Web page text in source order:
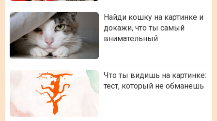
Найди кошку на картинке и
докажи, что ты самый
внимательный
Что ты видишь на картинке:
тест, который не обманешь